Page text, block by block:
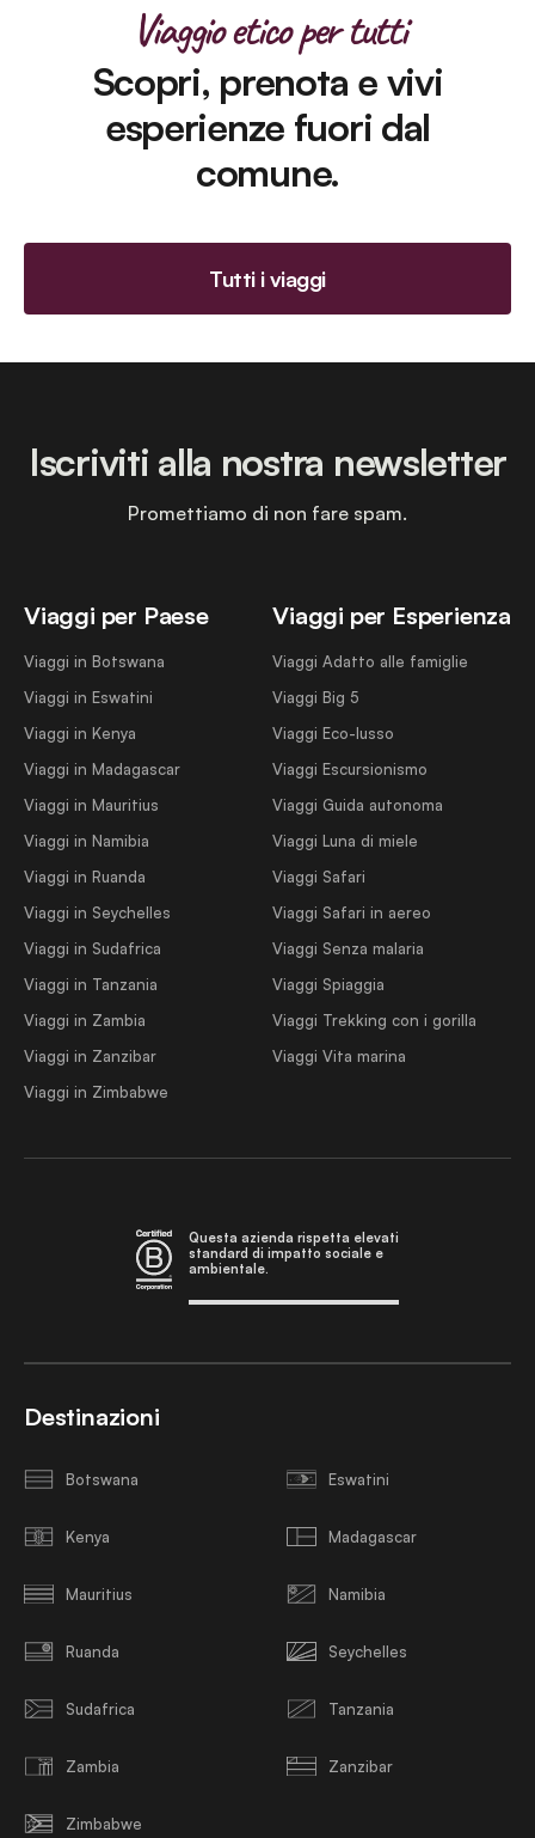
Viaggio etico per tutti
Scopri, prenota e vivi
esperienze fuori dal
comune.
Tutti i viaggi
Viaggi per Paese
Viaggi in Botswana
Viaggi in Eswatini
Viaggi in Kenya
Viaggi in Madagascar
Viaggi in Mauritius
Viaggi in Namibia
Viaggi in Ruanda
Viaggi in Seychelles
Viaggi in Sudafrica
Viaggi in Tanzania
Viaggi in Zambia
Viaggi in Zanzibar
Viaggi in Zimbabwe
Viaggi per Esperienza
Viaggi Adatto alle famiglie
Viaggi Big 5
Viaggi Eco-lusso
Viaggi Escursionismo
Viaggi Guida autonoma
Viaggi Luna di miele
Viaggi Safari
Viaggi Safari in aereo
Viaggi Senza malaria
Viaggi Spiaggia
Viaggi Trekking con i gorilla
Viaggi Vita marina
Iscriviti alla nostra newsletter
Promettiamo di non fare spam.
Questa azienda rispetta elevati
standard di impatto sociale e
ambientale.
Destinazioni
Botswana Eswatini
Kenya Madagascar
Mauritius Namibia
Ruanda Seychelles
Sudafrica Tanzania
Zambia Zanzibar
Zimbabwe